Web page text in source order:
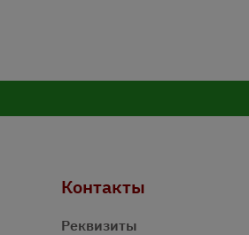
Контакты
Реквизиты